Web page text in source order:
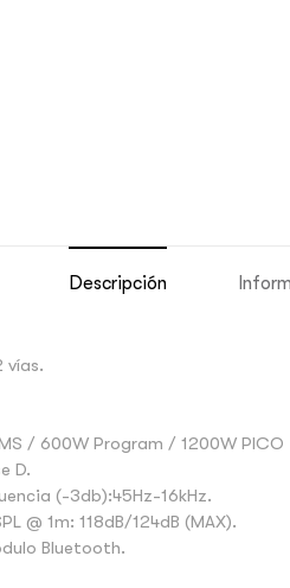
Descripción
vías.
/ 600W Program / 1200W PICO
D.
(-3db):45Hz-16kHz.
@ 1m: 118dB/124dB (MAX).
Bluetooth.